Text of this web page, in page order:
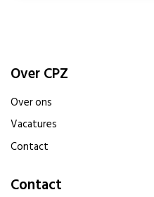
Over CPZ
Over ons
Vacatures
Contact
Contact